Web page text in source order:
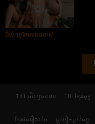
ម៉ាប់ៗពូកែលេងណាស់
18+ សិស្សសាលា 18+ខ្មែរសុទ្ធ
ខ្មែរថតរឿងសិច គ្រូបៀមក្ដសិស្ស